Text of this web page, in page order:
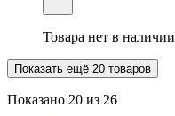
Товара нет в наличии
Показать ещё 20 товаров
Показано 20 из 26